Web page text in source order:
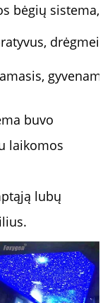
bėgių sistema,
drėgmei
buvo
laikomos
lubų